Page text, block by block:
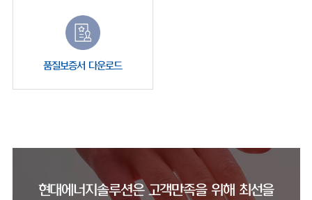
품질보증서 다운로드
현대에너지솔루션은 고객만족을 위해 최선을